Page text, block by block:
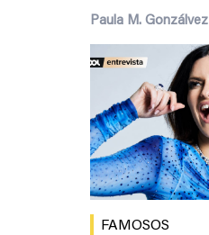
Paula M. Gonzálvez
FAMOSOS